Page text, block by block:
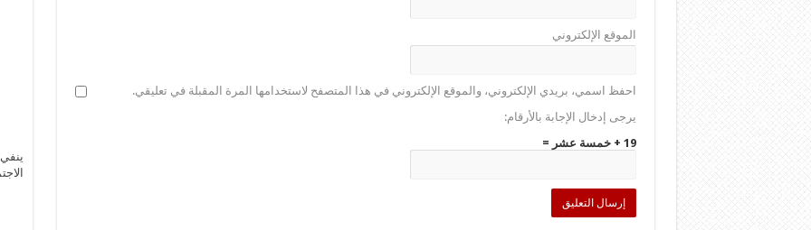
الموقع الإلكتروني
احفظ اسمي، بريدي الإلكتروني، والموقع الإلكتروني في هذا المتصفح لاستخدامها المرة المقبلة في تعليقي.
يرجى إدخال الإجابة بالأرقام:
19 + خمسة عشر =